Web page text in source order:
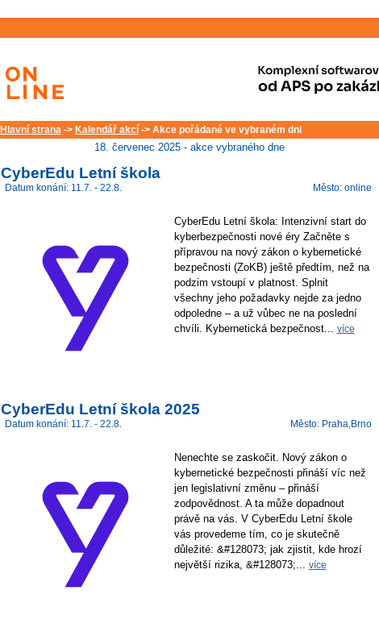
Hlavní strana-> Kalendář akcí-> Akce pořádané ve vybraném dni
18. červenec 2025 - akce vybraného dne
CyberEdu Letní škola
Datum konání: 11.7. - 22.8. Město: online
CyberEdu Letní škola: Intenzivní start do
kyberbezpečnosti nové éry Začněte s
přípravou na nový zákon o kybernetické
bezpečnosti (ZoKB) ještě předtím, než na
podzim vstoupí v platnost. Splnit
všechny jeho požadavky nejde za jedno
odpoledne – a už vůbec ne na poslední
chvíli. Kybernetická bezpečnost... více
CyberEdu Letní škola 2025
Datum konání: 11.7. - 22.8. Město: Praha,Brno
Nenechte se zaskočit. Nový zákon o
kybernetické bezpečnosti přináší víc než
jen legislativní změnu – přináší
zodpovědnost. A ta může dopadnout
právě na vás. V CyberEdu Letní škole
vás provedeme tím, co je skutečně
důležité: &#128073; jak zjistit, kde hrozí
největší rizika, &#128073;... více